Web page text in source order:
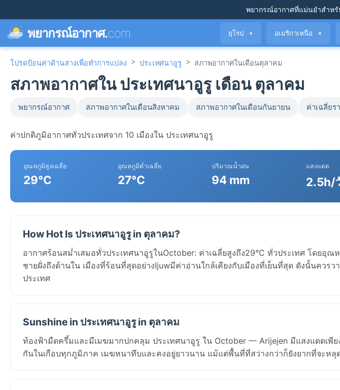
พยากรณ์อากาศที่แม่นยำสำหรั
พยากรณ์อากาศ.com ยุโรป ▼ อเมริกาเหนือ ▼
โปรดป้อนค่าด้านล่างเพื่อทำการแปลง > ประเทศนาอูรู > สภาพอากาศในเดือนตุลาคม
สภาพอากาศใน ประเทศนาอูรู เดือน ตุลาคม
พยากรณ์อากาศ สภาพอากาศในเดือนสิงหาคม สภาพอากาศในเดือนกันยายน ค่าเฉลี่ยร
ค่าปกติภูมิอากาศทั่วประเทศจาก 10 เมืองใน ประเทศนาอูรู
อุณหภูมิสูงเฉลี่ย
29°C
อุณหภูมิต่ำเฉลี่ย
27°C
ปริมาณน้ำฝน
94 mm
แสงแดด
2.5h/
How Hot Is ประเทศนาอูรู in ตุลาคม?
อากาศร้อนสม่ำเสมอทั่วประเทศนาอูรูในOctober: ค่าเฉลี่ยสูงถึง29°C ทั่วประเทศ โดยอุ
ชายฝั่งถึงด้านใน เมืองที่ร้อนที่สุดอย่างIjuwมีค่าอ่านใกล้เคียงกับเมืองที่เย็นที่สุด ดังนั้นควร
ประเทศ
Sunshine in ประเทศนาอูรู in ตุลาคม
ท้องฟ้ามืดครึ้มและมีเมฆมากปกคลุม ประเทศนาอูรู ใน October — Arijejen มีแสงแดดเพี
กันในเกือบทุกภูมิภาค เมฆหนาทึบและคงอยู่ยาวนาน แม้แต่พื้นที่ที่สว่างกว่าก็ยังยากที่จะห